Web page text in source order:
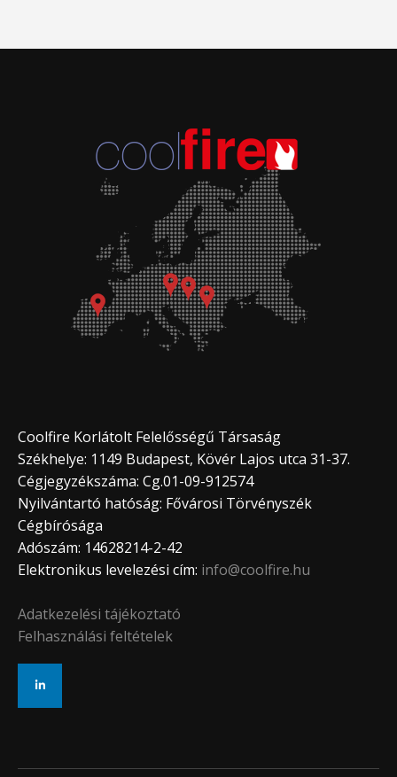
Coolfire Korlátolt Felelősségű Társaság
Székhelye: 1149 Budapest, Kövér Lajos utca 31-37.
Cégjegyzékszáma: Cg.01-09-912574
Nyilvántartó hatóság: Fővárosi Törvényszék
Cégbírósága
Adószám: 14628214-2-42
Elektronikus levelezési cím: info@coolfire.hu
Adatkezelési tájékoztató
Felhasználási feltételek